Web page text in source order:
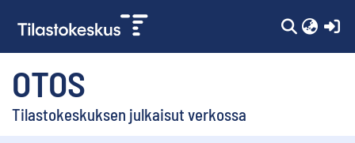
OTOS
Tilastokeskuksen julkaisut verkossa